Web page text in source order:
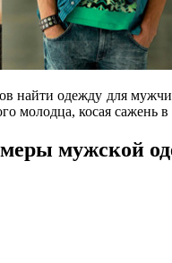
найти одежду для
молодца, косая сажень
мужской